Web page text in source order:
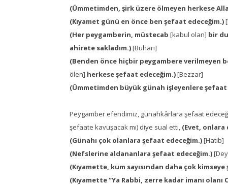
(Ümmetimden, şirk üzere ölmeyen herkese
(Kıyamet günü en önce ben şefaat edeceğim.)
(Her peygamberin, müstecab [kabul olan] bir
ahirete sakladım.)[Buhari]
(Benden önce hiçbir peygambere verilmeyen
ölen] herkese şefaat edeceğim.)[Bezzar]
(Ümmetimden büyük günah işleyenlere şefaat
Peygamber efendimiz, günahkârlara şefaat
şefaate kavuşacak mı) diye sual etti, (Evet, onlara
(Günahı çok olanlara şefaat edeceğim.)[Hatib]
(Nefslerine aldananlara şefaat edeceğim.)
(Kıyamette, kum sayısından daha çok kimseye
(Kıyamette “Ya Rabbi, zerre kadar imanı